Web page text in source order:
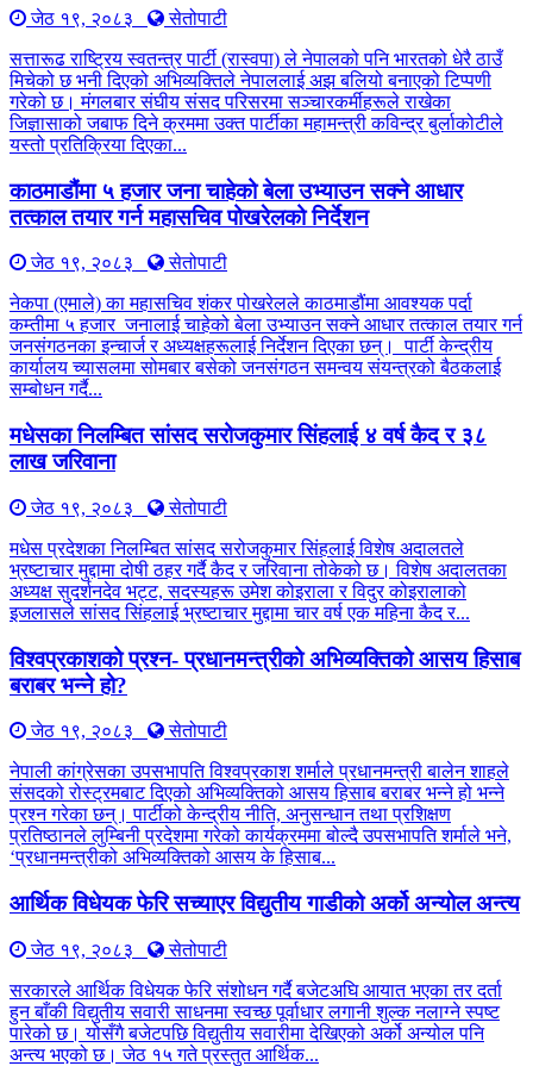
जेठ १९, २०८३
सेतोपाटी
सत्तारूढ राष्ट्रिय स्वतन्त्र पार्टी (रास्वपा) ले नेपालको पनि भारतको धेरै ठाउँ
मिचेको छ भनी दिएको अभिव्यक्तिले नेपाललाई अझ बलियो बनाएको टिप्पणी
गरेको छ। मंगलबार संघीय संसद परिसरमा सञ्चारकर्मीहरूले राखेका
जिज्ञासाको जबाफ दिने क्रममा उक्त पार्टीका महामन्त्री कविन्द्र बुर्लाकोटीले
यस्तो प्रतिक्रिया दिएका...
काठमाडौंमा ५ हजार जना चाहेको बेला उभ्याउन सक्ने आधार
तत्काल तयार गर्न महासचिव पोखरेलको निर्देशन
जेठ १९, २०८३
सेतोपाटी
नेकपा (एमाले) का महासचिव शंकर पोखरेलले काठमाडौंमा आवश्यक पर्दा
कम्तीमा ५ हजार जनालाई चाहेको बेला उभ्याउन सक्ने आधार तत्काल तयार गर्न
जनसंगठनका इन्चार्ज र अध्यक्षहरूलाई निर्देशन दिएका छन्। पार्टी केन्द्रीय
कार्यालय च्यासलमा सोमबार बसेको जनसंगठन समन्वय संयन्त्रको बैठकलाई
सम्बोधन गर्दै...
मधेसका निलम्बित सांसद सरोजकुमार सिंहलाई ४ वर्ष कैद र ३८
लाख जरिवाना
जेठ १९, २०८३
सेतोपाटी
मधेस प्रदेशका निलम्बित सांसद सरोजकुमार सिंहलाई विशेष अदालतले
भ्रष्टाचार मुद्दामा दोषी ठहर गर्दै कैद र जरिवाना तोकेको छ। विशेष अदालतका
अध्यक्ष सुदर्शनदेव भट्ट, सदस्यहरू उमेश कोइराला र विदुर कोइरालाको
इजलासले सांसद सिंहलाई भ्रष्टाचार मुद्दामा चार वर्ष एक महिना कैद र...
विश्वप्रकाशको प्रश्न- प्रधानमन्त्रीको अभिव्यक्तिको आसय हिसाब
बराबर भन्ने हो?
जेठ १९, २०८३
सेतोपाटी
नेपाली कांग्रेसका उपसभापति विश्वप्रकाश शर्माले प्रधानमन्त्री बालेन शाहले
संसदको रोस्ट्रमबाट दिएको अभिव्यक्तिको आसय हिसाब बराबर भन्ने हो भन्ने
प्रश्न गरेका छन्। पार्टीको केन्द्रीय नीति, अनुसन्धान तथा प्रशिक्षण
प्रतिष्ठानले लुम्बिनी प्रदेशमा गरेको कार्यक्रममा बोल्दै उपसभापति शर्माले भने,
‘प्रधानमन्त्रीको अभिव्यक्तिको आसय के हिसाब...
आर्थिक विधेयक फेरि सच्याएर विद्युतीय गाडीको अर्को अन्योल अन्त्य
जेठ १९, २०८३
सेतोपाटी
सरकारले आर्थिक विधेयक फेरि संशोधन गर्दै बजेटअघि आयात भएका तर दर्ता
हुन बाँकी विद्युतीय सवारी साधनमा स्वच्छ पूर्वाधार लगानी शुल्क नलाग्ने स्पष्ट
पारेको छ। योसँगै बजेटपछि विद्युतीय सवारीमा देखिएको अर्को अन्योल पनि
अन्त्य भएको छ। जेठ १५ गते प्रस्तुत आर्थिक...